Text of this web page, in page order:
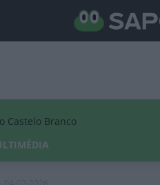
Castelo Branco